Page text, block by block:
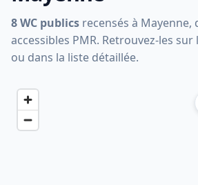
8 WC publics recensés à
accessibles PMR. Retrouvez-les
ou dans la liste détaillée.